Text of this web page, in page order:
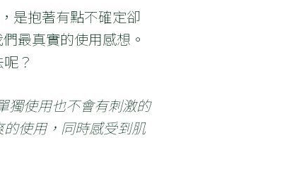
是抱著有點不確定卻
最真實的使用感想。
？
獨使用也不會有刺激的
使用，同時感受到肌